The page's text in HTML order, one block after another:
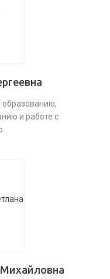
образованию,
и работе с